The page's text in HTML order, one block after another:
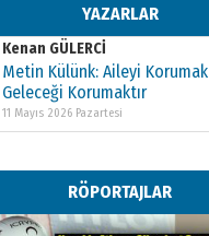
YAZARLAR
11 Mayıs 2026 Pazartesi
Kenan GÜLERCİ
Metin Külünk: Aileyi Korumak
Geleceği Korumaktır
11 Mayıs 2026 Pazartesi
Metin Külünk: Aileyi Korumak
Geleceği Korumaktır
11 Mayıs 2026 Pazartesi
RÖPORTAJLAR